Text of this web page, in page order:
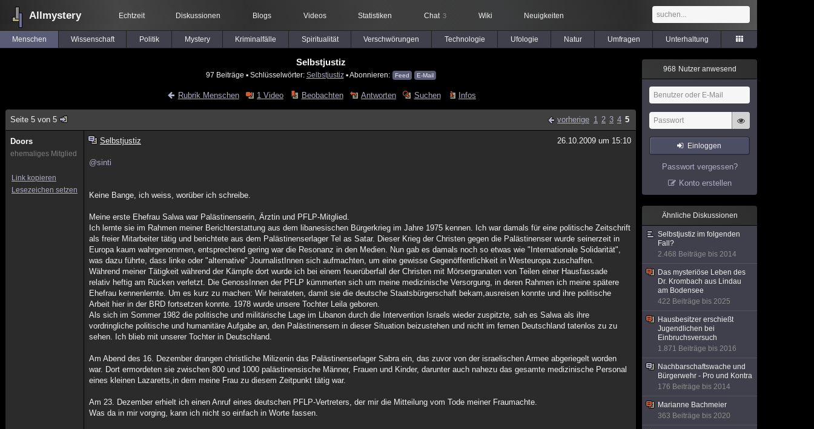
Allmystery Echtzeit Diskussionen Blogs Videos Statistiken Chat 3 Wiki Neuigkeiten
Menschen Wissenschaft Politik Mystery Kriminalfälle Spiritualität Verschwörungen Technologie Ufologie Natur Umfragen Unterhaltung
Selbstjustiz
97 Beiträge ▪ Schlüsselwörter: Selbstjustiz▪ Abonnieren: Feed E-Mail
Rubrik Menschen 1 Video Beobachten Antworten Suchen Infos
Seite 5 von 5 vorherige 1 2 3 4 5
Doors
ehemaliges Mitglied
Link kopieren
Lesezeichen setzen
Selbstjustiz 26.10.2009 um 15:10
@sinti
Keine Bange, ich weiss, worüber ich schreibe.
Meine erste Ehefrau Salwa war Palästinenserin, Ärztin und PFLP-Mitglied.
Ich lernte sie im Rahmen meiner Berichterstattung aus dem libanesischen Bürgerkrieg im Jahre 1975 kennen. Ich war damals für eine politische Zeitschrift
als freier Mitarbeiter tätig und berichtete aus dem Palästinenserlager Tel as Satar. Dieser Krieg der Christen gegen die Palästinenser wurde seinerzeit in
Europa kaum wahrgenommen, entsprechend gering war die Resonanz in den Medien. Nun gab es damals noch so etwas wie "Internationale Solidarität",
was dazu führte, dass linke oder "alternative" JournalistInnen sich aufmachten, um eine gewisse Gegenöffentlichkeit in Westeuropa zuschaffen.
Während meiner Tätigkeit während der Kämpfe dort wurde ich bei einem feuerüberfall der Christen mit Mörsergranaten von Teilen einer Hausfassade
relativ heftig am Rücken verletzt. Die GenossInnen der PFLP kümmerten sich um meine medizinische Versorgung, in deren Rahmen ich meine spätere
Ehefrau kennenlernte. Um es kurz zu machen: Wir heirateten, damit sie die deutsche Staatsbürgerschaft bekam,ausreisen konnte und ihre politische
Arbeit hier in der BRD fortsetzen konnte. 1978 wurde unsere Tochter Leila geboren.
Als sich im Sommer 1982 die politische und militärische Lage im Libanon durch die Intervention Israels wieder zuspitzte, sah es Salwa als ihre
vordringliche politische und humanitäre Aufgabe an, den Palästinensern in dieser Situation beizustehen und nicht im fernen Deutschland tatenlos zu zu
sehen. Ich blieb mit unserer Tochter in Deutschland.
Am Abend des 16. Dezember drangen christliche Milizenin das Palästinenserlager Sabra ein, das zuvor von der israelischen Armee abgeriegelt worden
war. Dort ermordeten sie zwischen 800 und 1000 palästinensische Männer, Frauen und Kinder, darunter auch nahezu das gesamte medizinische Personal
eines kleinen Lazaretts,in dem meine Frau zu diesem Zeitpunkt tätig war.
Am 23. Dezember erhielt ich einen Anruf eines deutschen PFLP-Vertreters, der mir die Mitteilung vom Tode meiner Fraumachte.
Was da in mir vorging, kann ich nicht so einfach in Worte fassen.
968 Nutzer anwesend
Einloggen
Passwort vergessen?
Konto erstellen
Ähnliche Diskussionen
Selbstjustiz im folgenden
Fall?
2.468 Beiträge bis 2014
Das mysteriöse Leben des
Dr. Krombach aus Lindau
am Bodensee
422 Beiträge bis 2025
Hausbesitzer erschießt
Jugendlichen bei
Einbruchsversuch
1.871 Beiträge bis 2016
Nachbarschaftswache und
Bürgerwehr - Pro und Kontra
176 Beiträge bis 2014
Marianne Bachmeier
363 Beiträge bis 2020